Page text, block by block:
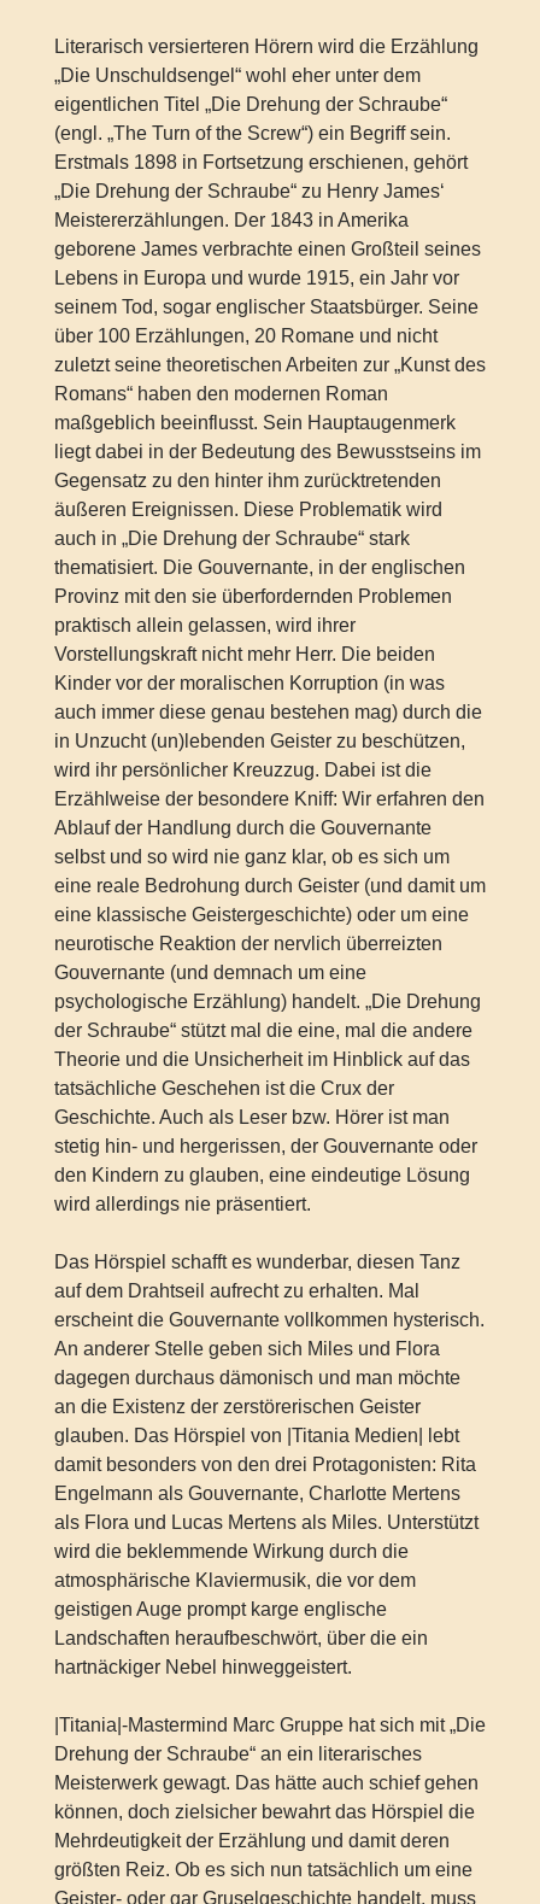
Literarisch versierteren Hörern wird die Erzählung
„Die Unschuldsengel“ wohl eher unter dem
eigentlichen Titel „Die Drehung der Schraube“
(engl. „The Turn of the Screw“) ein Begriff sein.
Erstmals 1898 in Fortsetzung erschienen, gehört
„Die Drehung der Schraube“ zu Henry James‘
Meistererzählungen. Der 1843 in Amerika
geborene James verbrachte einen Großteil seines
Lebens in Europa und wurde 1915, ein Jahr vor
seinem Tod, sogar englischer Staatsbürger. Seine
über 100 Erzählungen, 20 Romane und nicht
zuletzt seine theoretischen Arbeiten zur „Kunst des
Romans“ haben den modernen Roman
maßgeblich beeinflusst. Sein Hauptaugenmerk
liegt dabei in der Bedeutung des Bewusstseins im
Gegensatz zu den hinter ihm zurücktretenden
äußeren Ereignissen. Diese Problematik wird
auch in „Die Drehung der Schraube“ stark
thematisiert. Die Gouvernante, in der englischen
Provinz mit den sie überfordernden Problemen
praktisch allein gelassen, wird ihrer
Vorstellungskraft nicht mehr Herr. Die beiden
Kinder vor der moralischen Korruption (in was
auch immer diese genau bestehen mag) durch die
in Unzucht (un)lebenden Geister zu beschützen,
wird ihr persönlicher Kreuzzug. Dabei ist die
Erzählweise der besondere Kniff: Wir erfahren den
Ablauf der Handlung durch die Gouvernante
selbst und so wird nie ganz klar, ob es sich um
eine reale Bedrohung durch Geister (und damit um
eine klassische Geistergeschichte) oder um eine
neurotische Reaktion der nervlich überreizten
Gouvernante (und demnach um eine
psychologische Erzählung) handelt. „Die Drehung
der Schraube“ stützt mal die eine, mal die andere
Theorie und die Unsicherheit im Hinblick auf das
tatsächliche Geschehen ist die Crux der
Geschichte. Auch als Leser bzw. Hörer ist man
stetig hin- und hergerissen, der Gouvernante oder
den Kindern zu glauben, eine eindeutige Lösung
wird allerdings nie präsentiert.
Das Hörspiel schafft es wunderbar, diesen Tanz
auf dem Drahtseil aufrecht zu erhalten. Mal
erscheint die Gouvernante vollkommen hysterisch.
An anderer Stelle geben sich Miles und Flora
dagegen durchaus dämonisch und man möchte
an die Existenz der zerstörerischen Geister
glauben. Das Hörspiel von |Titania Medien| lebt
damit besonders von den drei Protagonisten: Rita
Engelmann als Gouvernante, Charlotte Mertens
als Flora und Lucas Mertens als Miles. Unterstützt
wird die beklemmende Wirkung durch die
atmosphärische Klaviermusik, die vor dem
geistigen Auge prompt karge englische
Landschaften heraufbeschwört, über die ein
hartnäckiger Nebel hinweggeistert.
|Titania|-Mastermind Marc Gruppe hat sich mit „Die
Drehung der Schraube“ an ein literarisches
Meisterwerk gewagt. Das hätte auch schief gehen
können, doch zielsicher bewahrt das Hörspiel die
Mehrdeutigkeit der Erzählung und damit deren
größten Reiz. Ob es sich nun tatsächlich um eine
Geister- oder gar Gruselgeschichte handelt, muss